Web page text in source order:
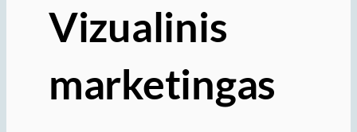
Vizualinis
marketingas